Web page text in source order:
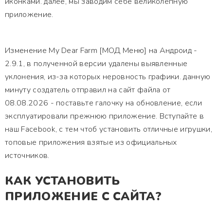
приложение.
Изменение My Dear Farm [МОД Меню] на Андроид -
2.9.1, в полученной версии удалены выявленные
уклонения, из-за которых неровность графики. данную
минуту создатель отправил на сайт файла от
08.08.2026 - поставьте галочку на обновление, если
эксплуатировали прежнюю приложение. Вступайте в
наш Facebook, с тем чтоб установить отличные игрушки,
топовые приложения взятые из официальных
источников.
КАК УСТАНОВИТЬ
ПРИЛОЖЕНИЕ С САЙТА?